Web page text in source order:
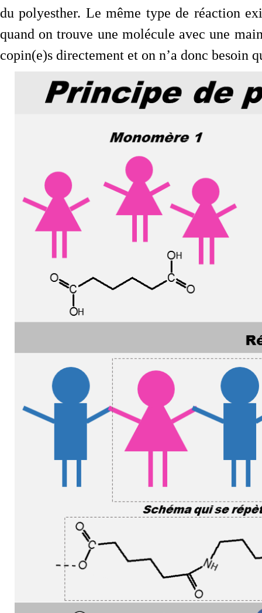
du polyesther. Le même type de réaction
quand on trouve une molécule avec une
copin(e)s directement et on n’a donc besoin